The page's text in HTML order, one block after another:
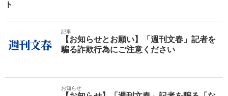
ト
記事
【お知らせとお願い】「週刊文春」記者を
騙る詐欺行為にご注意ください
お知らせ